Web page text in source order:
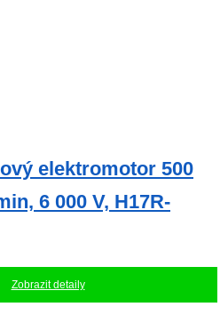
elektromotor 500
6 000 V, H17R-
Zobrazit detaily